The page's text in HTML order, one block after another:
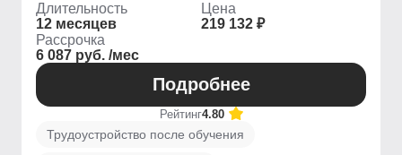
Длительность
12 месяцев
Цена
219 132 ₽
Рассрочка
6 087 руб. /мес
Подробнее
Рейтинг4.80
Трудоустройство после обучения